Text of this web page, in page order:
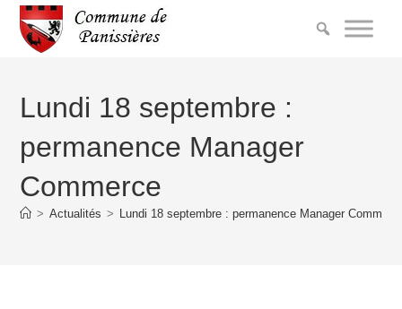
Lundi 18 septembre :
permanence Manager
Commerce
> Actualités > Lundi 18 septembre : permanence Manager